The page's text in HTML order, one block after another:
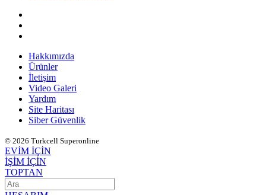
Hakkımızda
Ürünler
İletişim
Video Galeri
Yardım
Site Haritası
Siber Güvenlik
© 2026 Turkcell Superonline
EVİM İÇİN
İŞİM İÇİN
TOPTAN